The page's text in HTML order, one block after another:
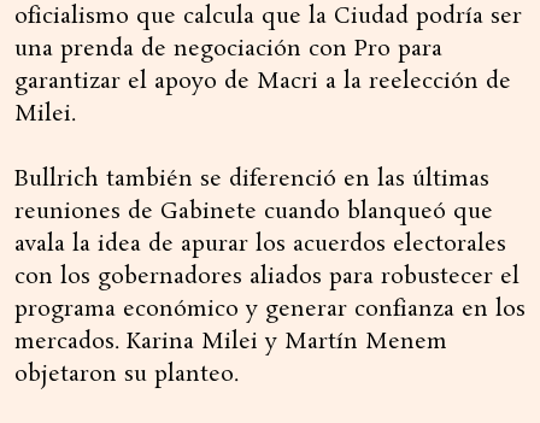
oficialismo que calcula que la Ciudad podría ser
una prenda de negociación con Pro para
garantizar el apoyo de Macri a la reelección de
Milei.
Bullrich también se diferenció en las últimas
reuniones de Gabinete cuando blanqueó que
avala la idea de apurar los acuerdos electorales
con los gobernadores aliados para robustecer el
programa económico y generar confianza en los
mercados. Karina Milei y Martín Menem
objetaron su planteo.